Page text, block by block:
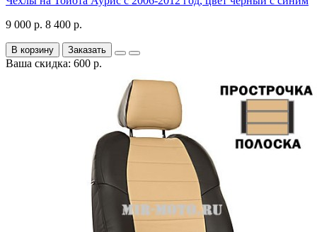
9 000 р. 8 400 р.
В корзину Заказать
Ваша скидка: 600 р.